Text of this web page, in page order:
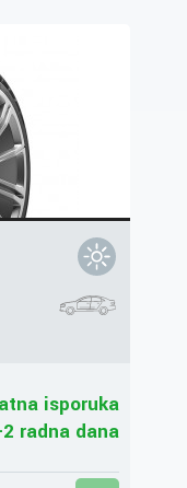
isporuka
radna dana